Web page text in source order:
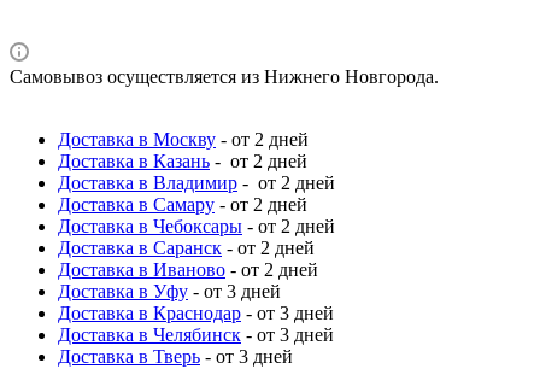
Самовывоз осуществляется из Нижнего Новгорода.
Доставка в Москву - от 2 дней
Доставка в Казань - от 2 дней
Доставка в Владимир - от 2 дней
Доставка в Самару - от 2 дней
Доставка в Чебоксары - от 2 дней
Доставка в Саранск - от 2 дней
Доставка в Иваново - от 2 дней
Доставка в Уфу - от 3 дней
Доставка в Краснодар - от 3 дней
Доставка в Челябинск - от 3 дней
Доставка в Тверь - от 3 дней